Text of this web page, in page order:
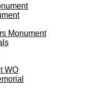
Monument
WO